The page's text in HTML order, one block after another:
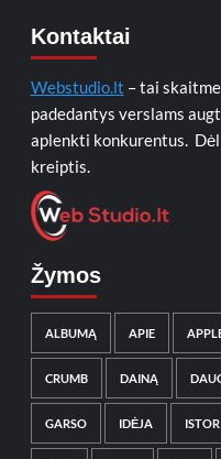
Kontaktai
Webstudio.lt – tai
padedantys verslams
aplenkti konkurentus.
kreiptis.
Žymos
ALBUMĄ APIE
CRUMB DAINĄ
GARSO IDĖJA